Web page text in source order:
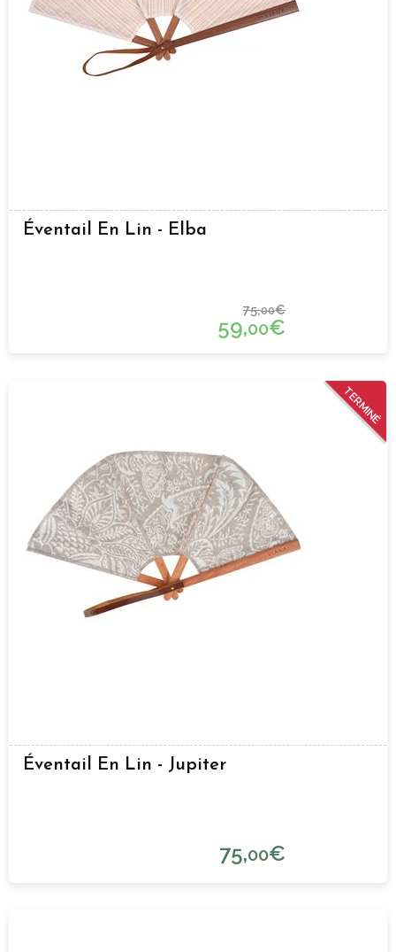
Éventail En Lin - Elba
75,00€
59,00€
TERMINÉ
Éventail En Lin - Jupiter
75,00€